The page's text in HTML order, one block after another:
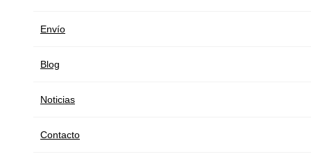
Envío
Blog
Noticias
Contacto